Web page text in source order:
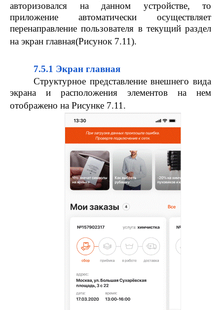
авторизовался на данном устройстве, то
приложение автоматически осуществляет
перенаправление пользователя в текущий раздел
на экран главная(Рисунок 7.11).
7.5.1 Экран главная
Структурное представление внешнего вида
экрана и расположения элементов на нем
отображено на Рисунке 7.11.